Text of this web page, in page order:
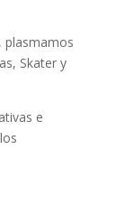
plasmamos
Skater y
e